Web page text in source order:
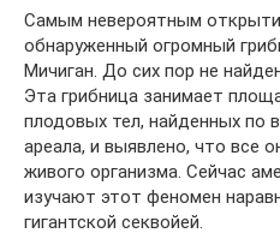
Самым невероятным
обнаруженный огромный
Мичиган. До сих пор не
Эта грибница занимает
плодовых тел, найденных по
ареала, и выявлено, что все
живого организма. Сейчас
изучают этот феномен
гигантской секвойей.